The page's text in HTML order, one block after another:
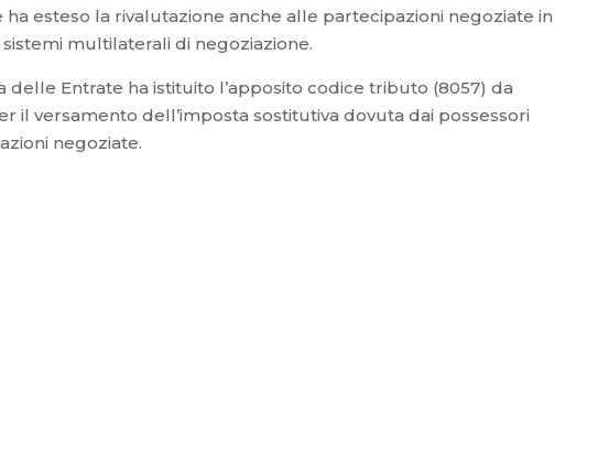
ha esteso la rivalutazione anche alle partecipazioni negoziate in
multilaterali di negoziazione.
delle Entrate ha istituito l’apposito codice tributo (8057) da
il versamento dell’imposta sostitutiva dovuta dai possessori
negoziate.